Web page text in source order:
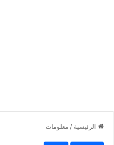
الرئيسية / معلومات